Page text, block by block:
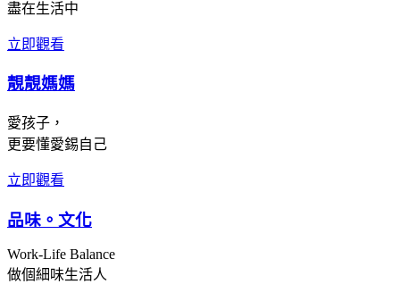
盡在生活中
立即觀看
靚靚媽媽
愛孩子，
更要懂愛錫自己
立即觀看
品味。文化
Work-Life Balance
做個細味生活人